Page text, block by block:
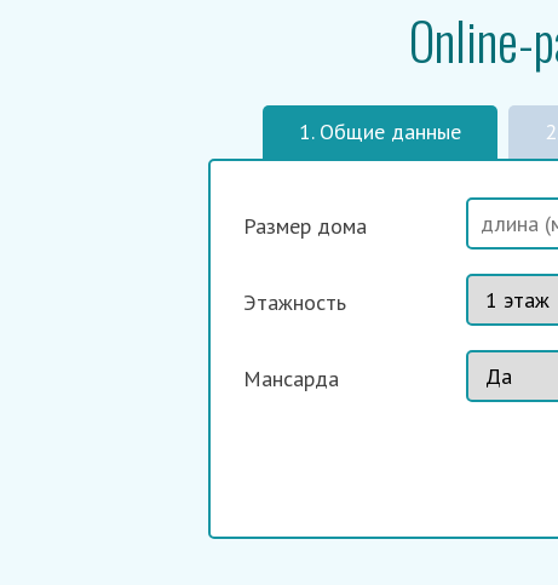
Online-
1. Общие данные
Размер дома
Этажность
Мансарда